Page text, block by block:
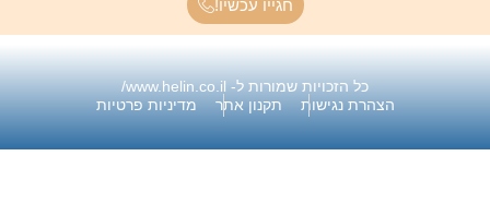
כל הזכויות שמורות ל- www.helin.co.il/​
תקנון אתר מדיניות פרטיות